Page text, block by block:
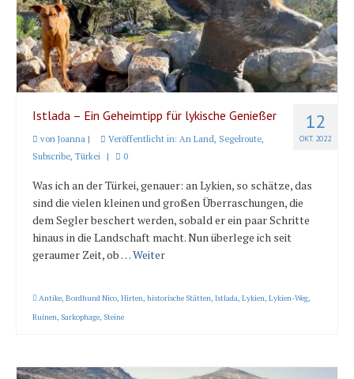
Länder und Inseln
Mittelmeer 2010-2013
Bordbibliothek
Abonnieren
Yachtüberführung weltweit
12
OKT. 2022
Istlada – Ein Geheimtipp für lykische Genießer
von Joanna | Veröffentlicht in: An Land, Segelroute,
Subscribe, Türkei | 0
Was ich an der Türkei, genauer: an Lykien, so schätze, das
sind die vielen kleinen und großen Überraschungen, die
dem Segler beschert werden, sobald er ein paar Schritte
hinaus in die Landschaft macht. Nun überlege ich seit
geraumer Zeit, ob …Weiter
Antike, Bordhund Nico, Hirten, historische Stätten, Istlada, Lykien, Lykien-Weg,
Ruinen, Sarkophage, Steine